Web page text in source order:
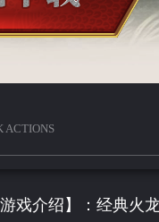
ACTIONS
游戏介绍】：经典火